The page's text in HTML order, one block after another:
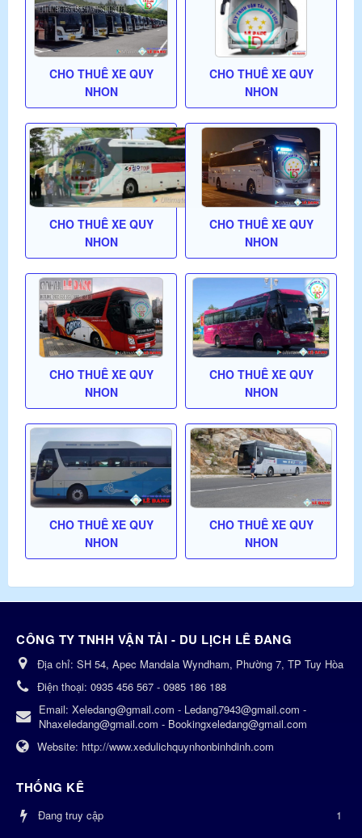
CHO THUÊ XE QUY
NHON
CHO THUÊ XE QUY
NHON
CHO THUÊ XE QUY
NHON
CHO THUÊ XE QUY
NHON
CHO THUÊ XE QUY
NHON
CHO THUÊ XE QUY
NHON
CHO THUÊ XE QUY
NHON
CHO THUÊ XE QUY
NHON
CÔNG TY TNHH VẬN TẢI - DU LỊCH LÊ ĐANG
Địa chỉ: SH 54, Apec Mandala Wyndham, Phường 7, TP Tuy Hòa
Điện thoại: 0935 456 567 - 0985 186 188
Email: Xeledang@gmail.com - Ledang7943@gmail.com -
Nhaxeledang@gmail.com - Bookingxeledang@gmail.com
Website: http://www.xedulichquynhonbinhdinh.com
THỐNG KÊ
Đang truy cập 1